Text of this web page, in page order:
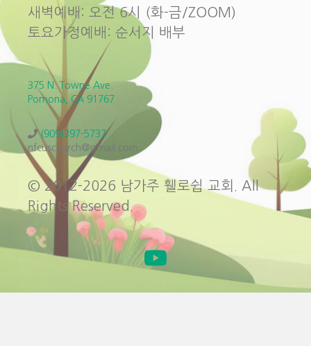
새벽예배: 오전 6시 (화-금/ZOOM)
토요가정예배: 순서지 배부
375 N. Towne Ave.
Pomona, CA 91767
(909)397-5737
nfcuschurch@gmail.com
© 2012-2026 남가주 휄로쉽 교회. All
Rights Reserved.